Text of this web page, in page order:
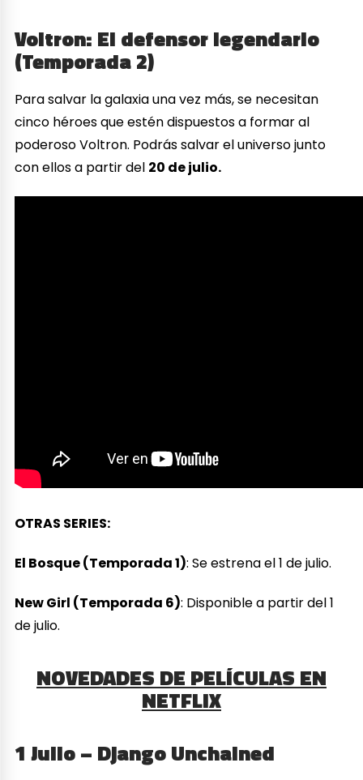
Voltron: El defensor legendario
(Temporada 2)
Para salvar la galaxia una vez más, se necesitan
cinco héroes que estén dispuestos a formar al
poderoso Voltron. Podrás salvar el universo junto
con ellos a partir del 20 de julio.
OTRAS SERIES:
El Bosque (Temporada 1): Se estrena el 1 de julio.
New Girl (Temporada 6): Disponible a partir del 1
de julio.
NOVEDADES DE PELÍCULAS EN
NETFLIX
1 Julio – Django Unchained